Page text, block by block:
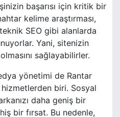
başarısı için kritik bir
kelime araştırması,
SEO gibi alanlarda
Yani, sitenizin
sağlayabilirler.
yönetimi de Rantar
biri. Sosyal
daha geniş bir
bir fırsat. Bu nedenle,